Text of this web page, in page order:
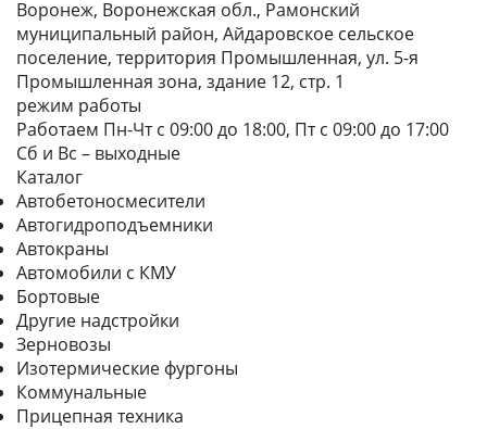
Воронеж, Воронежская обл., Рамонский
муниципальный район, Айдаровское сельское
поселение, территория Промышленная, ул. 5-я
Промышленная зона, здание 12, стр. 1
режим работы
Работаем Пн-Чт с 09:00 до 18:00, Пт с 09:00 до 17:00
Сб и Вс – выходные
Каталог
Автобетоносмесители
Автогидроподъемники
Автокраны
Автомобили с КМУ
Бортовые
Другие надстройки
Зерновозы
Изотермические фургоны
Коммунальные
Прицепная техника